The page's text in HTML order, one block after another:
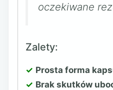
oczekiwane
Zalety:
Prosta forma
Brak skutków